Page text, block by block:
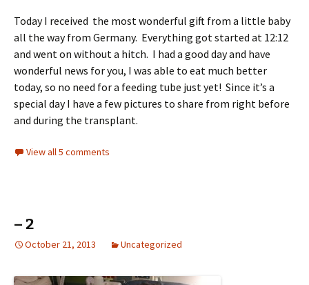
Today I received the most wonderful gift from a little baby
all the way from Germany. Everything got started at 12:12
and went on without a hitch. I had a good day and have
wonderful news for you, I was able to eat much better
today, so no need for a feeding tube just yet! Since it’s a
special day I have a few pictures to share from right before
and during the transplant.
View all 5 comments
– 2
October 21, 2013 Uncategorized